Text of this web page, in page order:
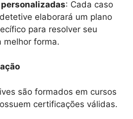
: Cada caso
elaborará um plano
para resolver seu
melhor forma.
são formados em cursos
certificações válidas.